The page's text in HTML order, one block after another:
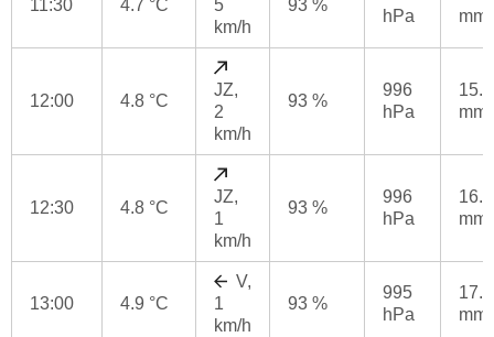
11:30 4.7 °C
5
km/h
93 %
hPa
mm
12:00 4.8 °C
JZ,
2
km/h
93 %
996
hPa
15.2
mm
12:30 4.8 °C
JZ,
1
km/h
93 %
996
hPa
16.8
mm
13:00 4.9 °C
V,
1
km/h
93 %
995
hPa
17.8
mm